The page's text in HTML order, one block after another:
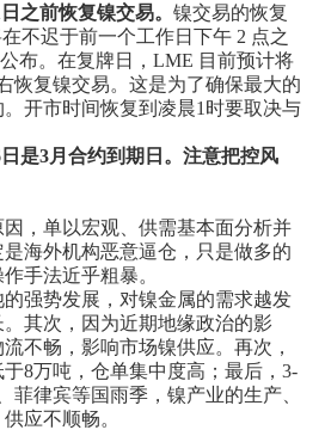
之前恢复镍交易。 镍交易的恢复
不迟于前一个工作日下午 2 点之
布。在复牌日，LME 目前预计将
恢复镍交易。这是为了确保最大的
开市时间恢复到凌晨1时要取决与
是3月合约到期日。注意把控风
，单以宏观、供需基本面分析并
海外机构恶意逼仓，只是做多的
手法近乎粗暴。
强势发展，对镍金属的需求越发
其次，因为近期地缘政治的影
不畅，影响市场镍供应。再次，
8万吨，仓单集中度高；最后，3-
菲律宾等国雨季，镍产业的生产、
应不顺畅。